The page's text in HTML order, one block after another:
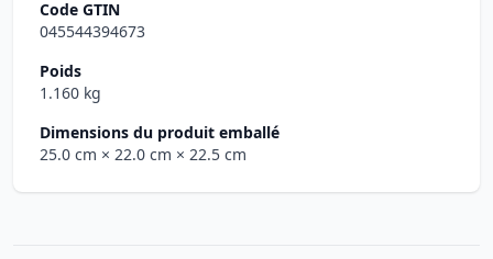
Code GTIN
045544394673
Poids
1.160 kg
Dimensions du produit emballé
25.0 cm × 22.0 cm × 22.5 cm